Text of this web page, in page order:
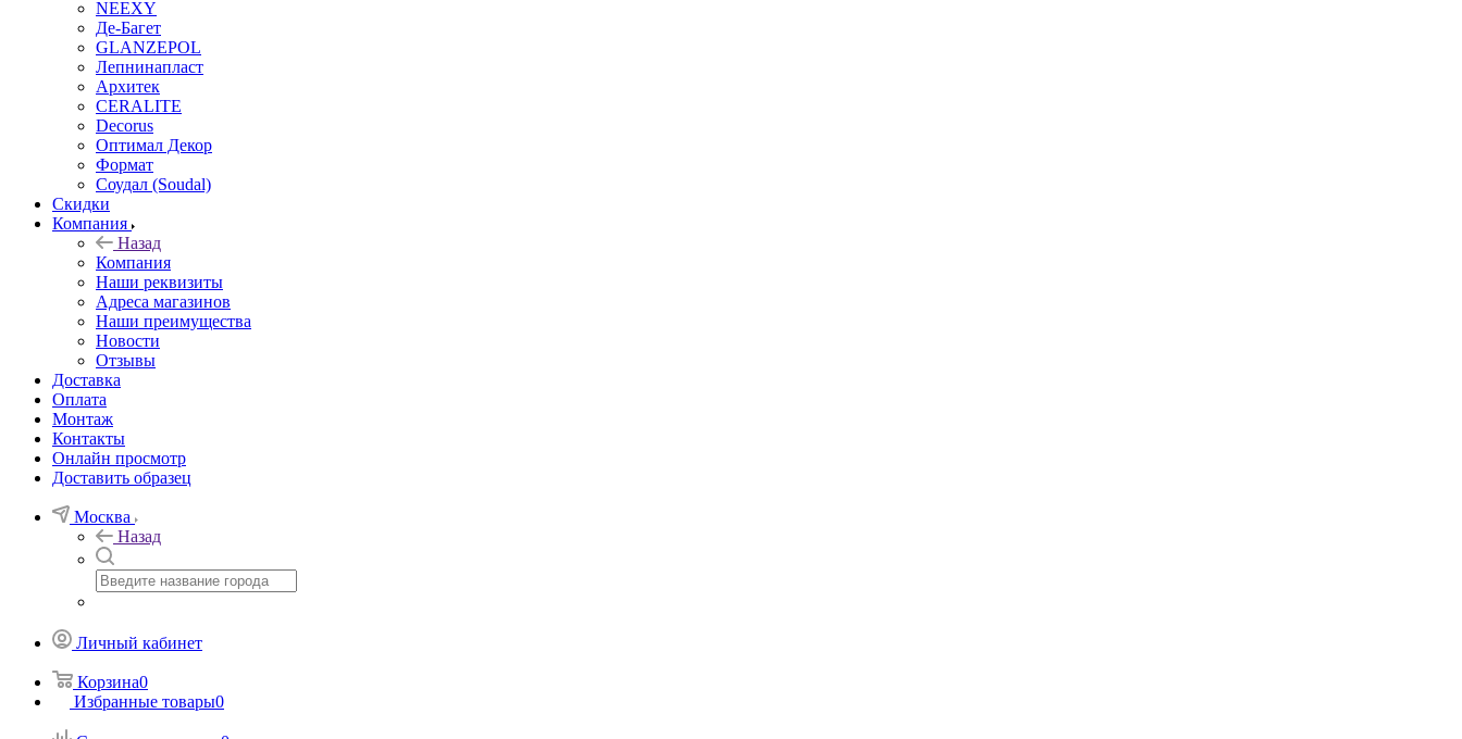
NEEXY
Де-Багет
GLANZEPOL
Лепнинапласт
Архитек
CERALITE
Decorus
Оптимал Декор
Формат
Соудал (Soudal)
Скидки
Компания
Назад
Компания
Наши реквизиты
Адреса магазинов
Наши преимущества
Новости
Отзывы
Доставка
Оплата
Монтаж
Контакты
Онлайн просмотр
Доставить образец
Москва
Назад
Личный кабинет
Корзина0
Избранные товары0